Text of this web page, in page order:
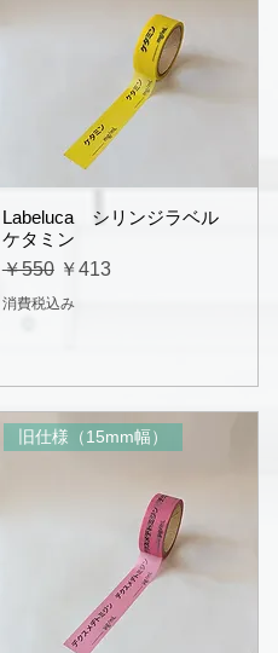
Labeluca シリンジラベル
ケタミン
通常価格
￥550 セール価格
￥413
消費税込み
旧仕様（15mm幅）